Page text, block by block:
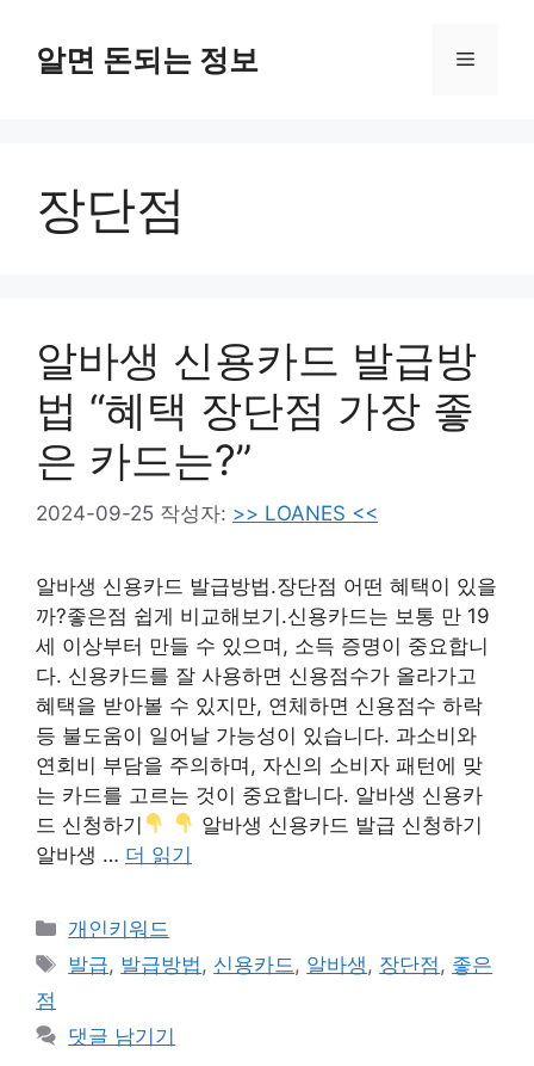
알면 돈되는 정보 메
장단점
알바생 신용카드 발급방
법 “혜택 장단점 가장 좋
은 카드는?”
2024-09-25 작성자: >> LOANES <<
알바생 신용카드 발급방법.장단점 어떤 혜택이 있을
까?좋은점 쉽게 비교해보기.신용카드는 보통 만 19
세 이상부터 만들 수 있으며, 소득 증명이 중요합니
다. 신용카드를 잘 사용하면 신용점수가 올라가고
혜택을 받아볼 수 있지만, 연체하면 신용점수 하락
등 불도움이 일어날 가능성이 있습니다. 과소비와
연회비 부담을 주의하며, 자신의 소비자 패턴에 맞
는 카드를 고르는 것이 중요합니다. 알바생 신용카
드 신청하기
알바생 신용카드 발급 신청하기
알바생 … 더 읽기
카
테
개인키워드
태
발급, 발급방법 , 신용카드 , 알바생 , 장단점 , 좋은
점
댓글 남기기